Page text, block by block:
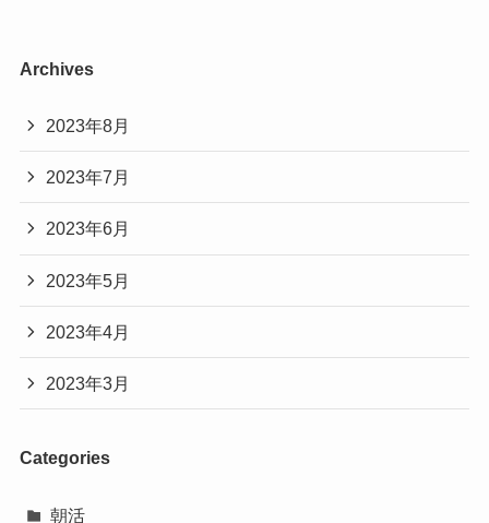
Archives
2023年8月
2023年7月
2023年6月
2023年5月
2023年4月
2023年3月
Categories
朝活